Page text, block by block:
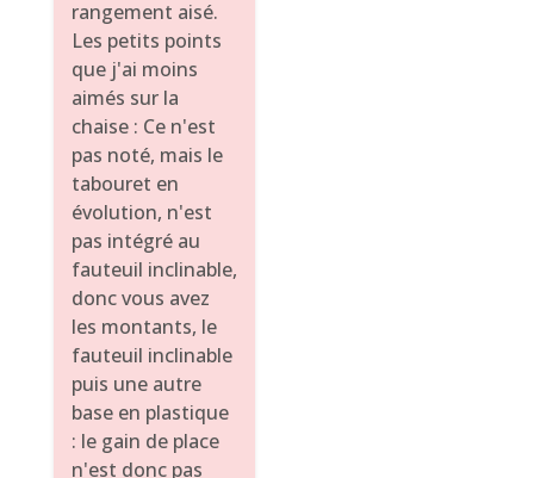
rangement aisé.
Les petits points
que j'ai moins
aimés sur la
chaise : Ce n'est
pas noté, mais le
tabouret en
évolution, n'est
pas intégré au
fauteuil inclinable,
donc vous avez
les montants, le
fauteuil inclinable
puis une autre
base en plastique
: le gain de place
n'est donc pas